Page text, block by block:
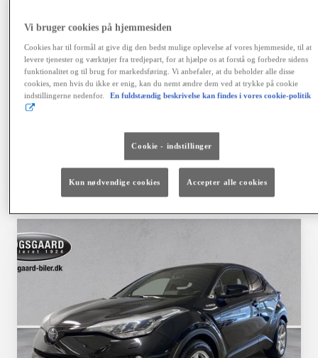
42.468,64. I alt tilbagebetales kr. 198.368,64. Positiv
kreditgodkendelse og ingen registrering hos RKI
forudsættes. Kaskoforsikring er obligatorisk. Der er
fortrydelsesret på lånet. Ingen løbende mdl. gebyrer ved
betaling via en automatisk betalingstjeneste. Vi tager
forbehold for fejl, prisændringer og renteforhøjelser.
Kontakt forhandler
Sammenlign Gem
Vi bruger cookies på hjemmesiden
Cookies har til formål at give dig den bedst mulige oplevelse af vores hjemmeside, til at
levere tjenester og værktøjer fra tredjepart, for at hjælpe os at forstå og forbedre sidens
funktionalitet og til brug for markedsføring. Vi anbefaler, at du beholder alle disse
cookies, men hvis du ikke er enig, kan du nemt ændre dem ved at trykke på cookie
indstillingerne nedenfor.
En fuldstændig beskrivelse kan findes i vores cookie-politik
Cookie - indstillinger
Kun nødvendige cookies Accepter alle cookies